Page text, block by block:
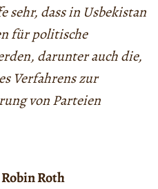
sehr, dass in Usbekistan
für politische
darunter auch die,
Verfahrens zur
von Parteien
Roth